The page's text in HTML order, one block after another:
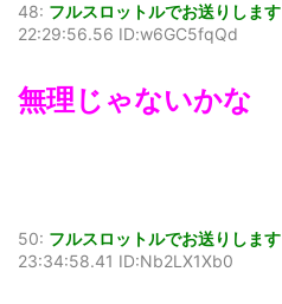
48: フルスロットルでお送りします
22:29:56.56 ID:w6GC5fqQd
無理じゃないかな
50: フルスロットルでお送りします
23:34:58.41 ID:Nb2LX1Xb0